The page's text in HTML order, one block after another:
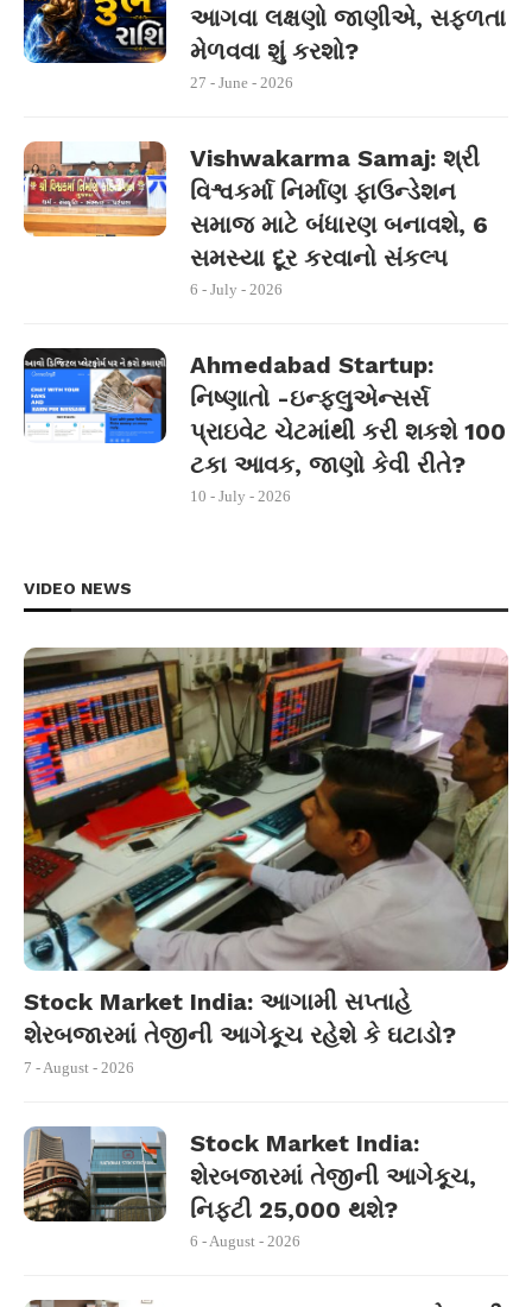
આગવા લક્ષણો જાણીએ, સફળતા
મેળવવા શું કરશો?
27 - June - 2026
Vishwakarma Samaj: શ્રી
વિશ્વકર્મા નિર્માણ ફાઉન્ડેશન
સમાજ માટે બંધારણ બનાવશે, 6
સમસ્યા દૂર કરવાનો સંકલ્પ
6 - July - 2026
Ahmedabad Startup:
નિષ્ણાતો -ઇન્ફ્લુએન્સર્સ
પ્રાઇવેટ ચેટમાંથી કરી શકશે 100
ટકા આવક, જાણો કેવી રીતે?
10 - July - 2026
VIDEO NEWS
Stock Market India: આગામી સપ્તાહે
શેરબજારમાં તેજીની આગેકૂચ રહેશે કે ઘટાડો?
7 - August - 2026
Stock Market India:
શેરબજારમાં તેજીની આગેકૂચ,
નિફ્ટી 25,000 થશે?
6 - August - 2026